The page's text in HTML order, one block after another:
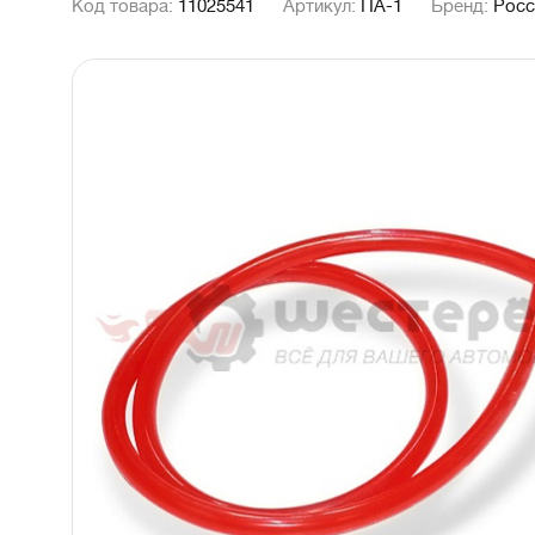
Код товара: 11025541 Артикул: ПА-1 Бренд: